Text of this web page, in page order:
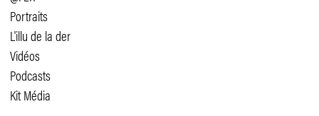
Portraits
L'illu de la der
Vidéos
Podcasts
Kit Média